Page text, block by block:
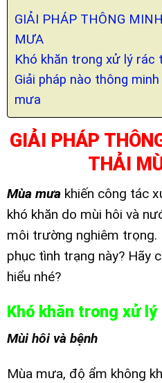
GIẢI PHÁP THÔNG
MƯA
Khó khăn trong xử lý rác
Giải pháp nào thông
mưa
GIẢI PHÁP
THẢI
Mùa mưa khiến công tác
khó khăn do mùi hôi và
môi trường nghiêm trọng.
phục tình trạng này? Hãy
hiểu nhé?
Khó khăn trong xử
Mùi hôi và bệnh
Mùa mưa, độ ẩm không